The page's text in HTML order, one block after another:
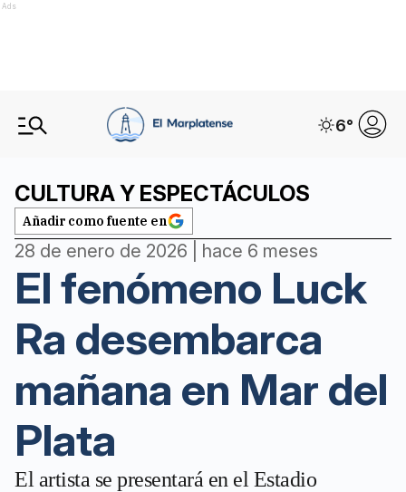
Ads
6°
CULTURA Y ESPECTÁCULOS
Añadir como fuente en
28 de enero de 2026 | hace 6 meses
El fenómeno Luck
Ra desembarca
mañana en Mar del
Plata
El artista se presentará en el Estadio